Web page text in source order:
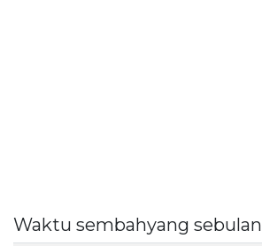
Waktu sembahyang sebulan